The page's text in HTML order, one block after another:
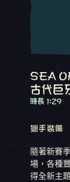
SEA
古代巨
時長 1:29
獵手裝備
隨著新賽
場，各種
得全新主